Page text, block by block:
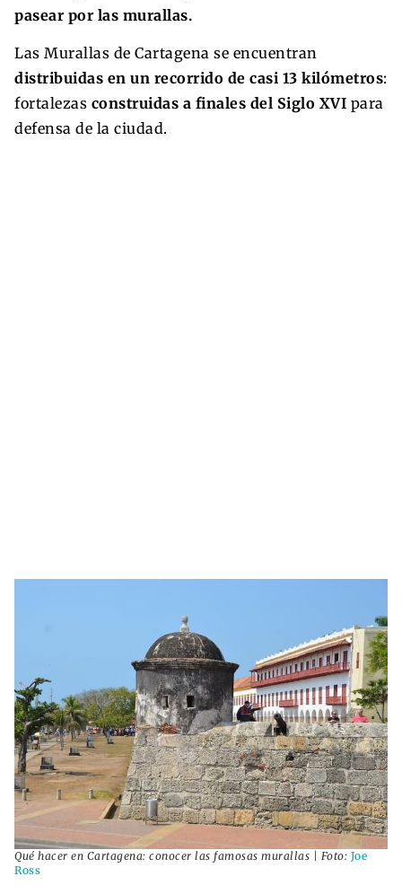
pasear por las murallas.
Las Murallas de Cartagena se encuentran
distribuidas en un recorrido de casi 13 kilómetros:
fortalezas construidas a finales del Siglo XVI para
defensa de la ciudad.
Qué hacer en Cartagena: conocer las famosas murallas | Foto: Joe
Ross